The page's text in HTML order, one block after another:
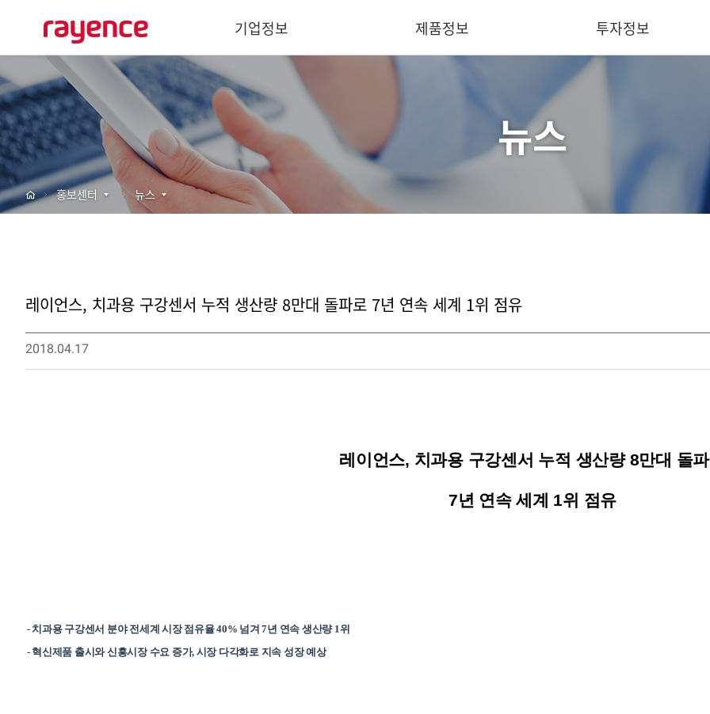
기업정보
기업개요
경영이념
사회공헌
주요연혁
글로벌 네트워크
제품정보
덴탈용
동물용
투자정보
뉴스
홍보센터 뉴스
레이언스, 치과용 구강센서 누적 생산량 8만대 돌파로 7년 연속 세계 1위 점유
2018.04.17
레이언스, 치과용 구강센서 누적 생산량 8만대 돌
7년 연속 세계 1위 점유
-치과용 구강센서 분야 전세계 시장 점유율40% 넘겨 7년 연속 생산량1위
- 혁신제품 출시와 신흥시장 수요 증가, 시장 다각화로 지속 성장 예상